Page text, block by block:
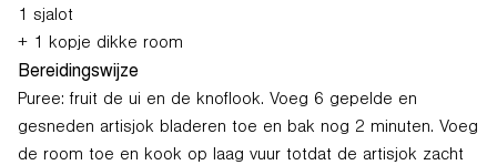
1 sjalot
+ 1 kopje dikke room
Bereidingswijze
Puree: fruit de ui en de knoflook. Voeg 6 gepelde en
gesneden artisjok bladeren toe en bak nog 2 minuten. Voeg
de room toe en kook op laag vuur totdat de artisjok zacht